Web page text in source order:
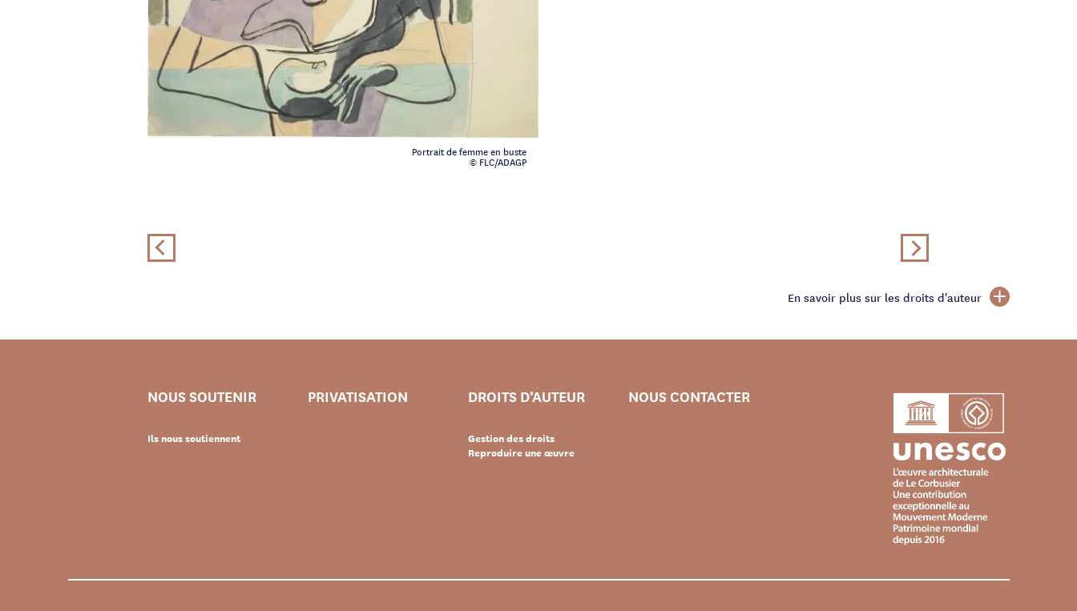
Portrait de femme en buste
© FLC/ADAGP
En savoir plus sur les droits d'auteur
NOUS SOUTENIR
Ils nous soutiennent
PRIVATISATION DROITS D’AUTEUR
Gestion des droits
Reproduire une œuvre
NOUS CONTACTER